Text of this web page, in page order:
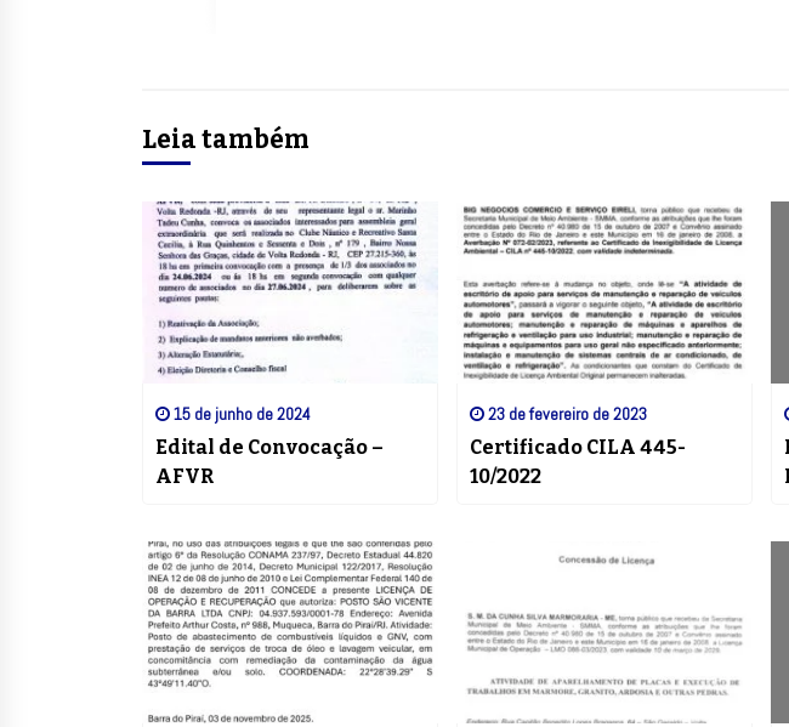
Leia também
15 de junho de 2024
Edital de Convocação –
AFVR
23 de fevereiro de 2023
Certificado CILA 445-
10/2022